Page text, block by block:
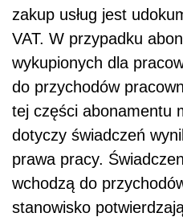
zakup usług jest
VAT. W przypadku
wykupionych dla
do przychodów
tej części abonamentu
dotyczy świadczeń
prawa pracy.
wchodzą do
stanowisko